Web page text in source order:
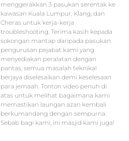
menggerakkan 3 pasukan serentak ke
kawasan Kuala Lumpur, Klang, dan
Cheras untuk kerja-kerja
troubleshooting. Terima kasih kepada
sokongan mantap daripada pasukan
pengurusan pejabat kami yang
menyediakan peralatan dengan
pantas, semua masalah teknikal
berjaya diselesaikan demi keselesaan
para jemaah. Tonton video penuh di
atas untuk melihat bagaimana kami
memastikan laungan azan kembali
berkumandang dengan sempurna.
Sebab bagi kami, ini masjid kami juga!